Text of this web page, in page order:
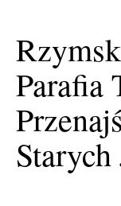
Parafia
Starych